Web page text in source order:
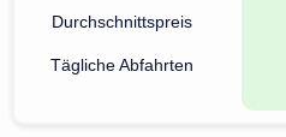
Durchschnittspreis
Tägliche Abfahrten